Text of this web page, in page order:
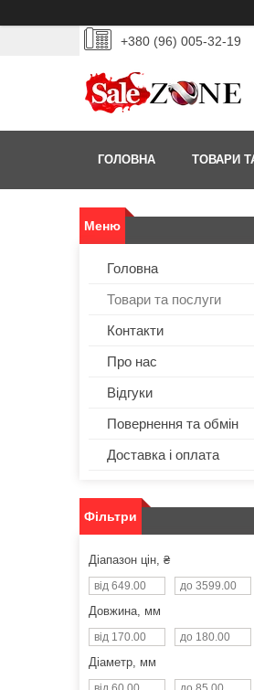
+380 (96) 005-32-19
ГОЛОВНА ТОВАРИ
Головна
Товари та послуги
Контакти
Про нас
Відгуки
Повернення та обмін
Доставка і оплата
Фільтри
Діапазон цін, ₴
Довжина, мм
Діаметр, мм